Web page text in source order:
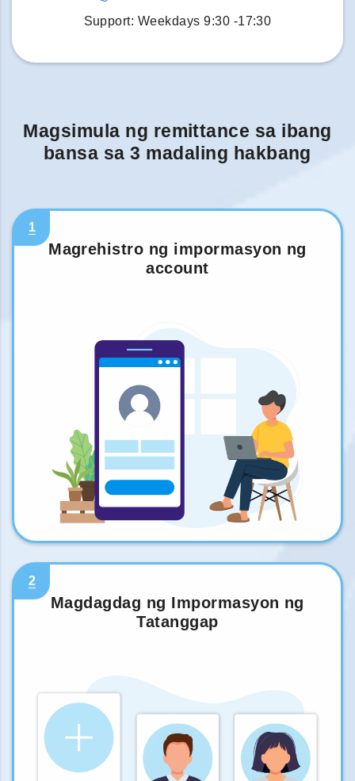
Support: Weekdays 9:30 -17:30
Magsimula ng remittance sa ibang
bansa sa 3 madaling hakbang
1
Magrehistro ng impormasyon ng
account
2
Magdagdag ng Impormasyon ng
Tatanggap